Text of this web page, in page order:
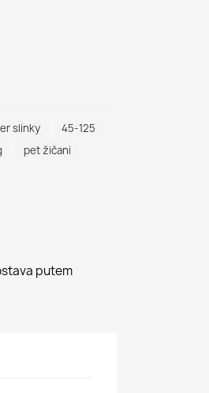
slinky
45-125
pet žičani
putem